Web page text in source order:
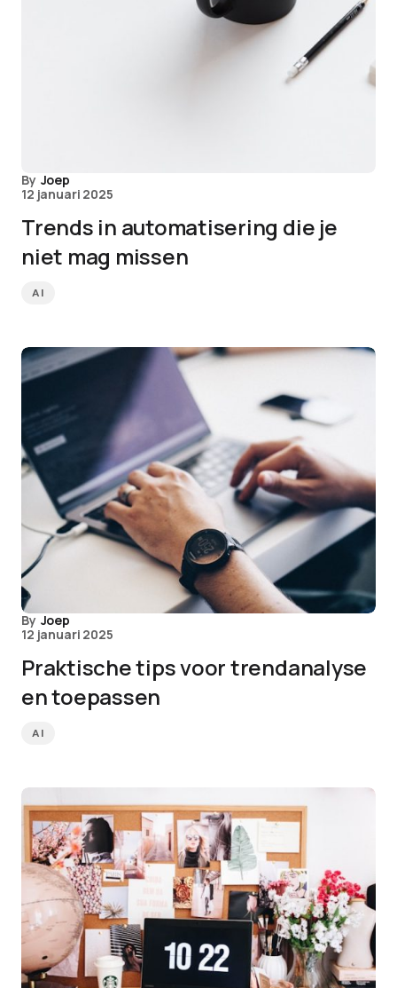
By Joep
12 januari 2025
Trends in automatisering die je
niet mag missen
AI
By Joep
12 januari 2025
Praktische tips voor trendanalyse
en toepassen
AI